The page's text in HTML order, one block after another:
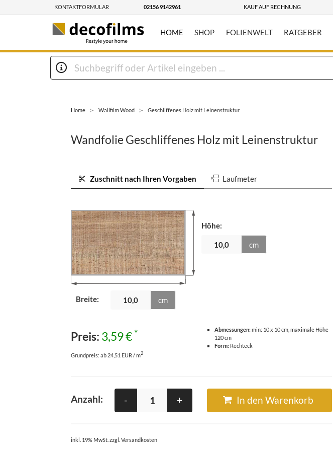
KONTAKTFORMULAR 02156 9142961 KAUF AUF RECHNUNG
HOME SHOP FOLIENWELT RATGEBER
Home Wallfilm Wood Geschliffenes Holz mit Leinenstruktur
Wandfolie Geschliffenes Holz mit Leinenstruktur
Zuschnitt nach Ihren Vorgaben Laufmeter
Breite: cm
Höhe:
cm
Preis: 3,59 € *
Grundpreis: ab 24,51 EUR / m2
Abmessungen:min: 10 x 10 cm, maximale Höhe
120 cm
Form: Rechteck
Anzahl: - + In den Warenkorb
inkl. 19% MwSt. zzgl. Versandkosten